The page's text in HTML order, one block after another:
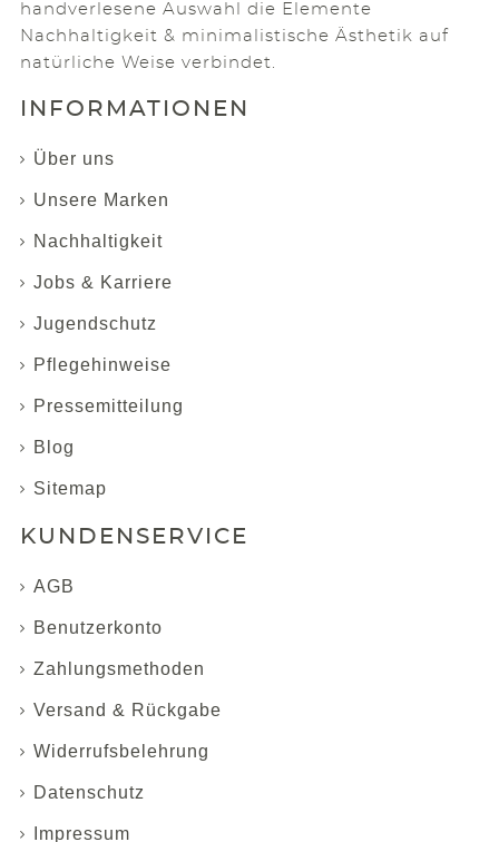
handverlesene Auswahl die Elemente
Nachhaltigkeit & minimalistische Ästhetik auf
natürliche Weise verbindet.
INFORMATIONEN
Über uns
Unsere Marken
Nachhaltigkeit
Jobs & Karriere
Jugendschutz
Pflegehinweise
Pressemitteilung
Blog
Sitemap
KUNDENSERVICE
AGB
Benutzerkonto
Zahlungsmethoden
Versand & Rückgabe
Widerrufsbelehrung
Datenschutz
Impressum